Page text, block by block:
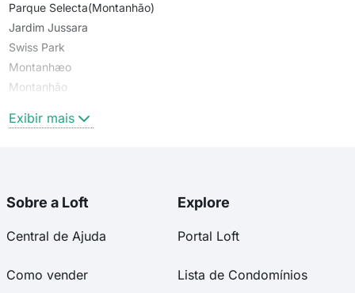
Parque Selecta(Montanhão)
Jardim Jussara
Swiss Park
Montanhæo
Montanhão
Exibir mais
Sobre a Loft
Central de Ajuda
Como vender
Explore
Portal Loft
Lista de Condomínios